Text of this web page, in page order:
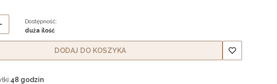
Dostępność:
duża ilość
DODAJ DO KOSZYKA
48 godzin